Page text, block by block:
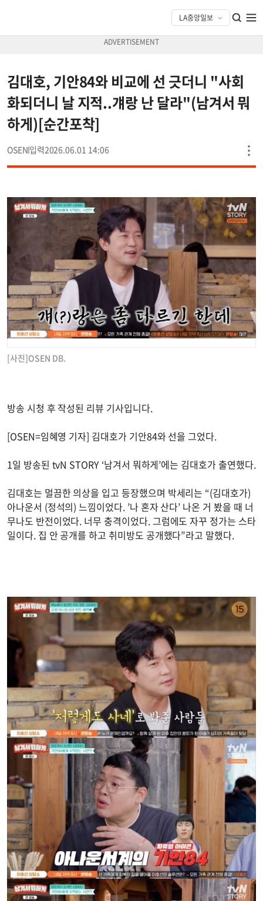
김대호, 기안84와 비교에 선 긋더니 "사회
화되더니 날 지적..걔랑 난 달라"(남겨서 뭐
하게)[순간포착]
OSEN 2026.06.01 14:06
[사진]OSEN DB.
방송 시청 후 작성된 리뷰 기사입니다.
[OSEN=임혜영 기자] 김대호가 기안84와 선을 그었다.
1일 방송된 tvN STORY ‘남겨서 뭐하게’에는 김대호가 출연했다.
김대호는 멀끔한 의상을 입고 등장했으며 박세리는 “(김대호가)
아나운서 (정석의) 느낌이었다. ’나 혼자 산다’ 나온 거 봤을 때 너
무나도 반전이었다. 너무 충격이었다. 그럼에도 자꾸 정가는 스타
일이다. 집 안 공개를 하고 취미방도 공개했다”라고 말했다.